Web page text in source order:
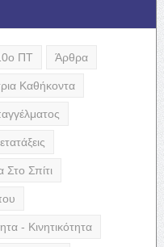
ΠΤ Άρθρα
Καθήκοντα
Στο Σπίτι
- Κινητικότητα